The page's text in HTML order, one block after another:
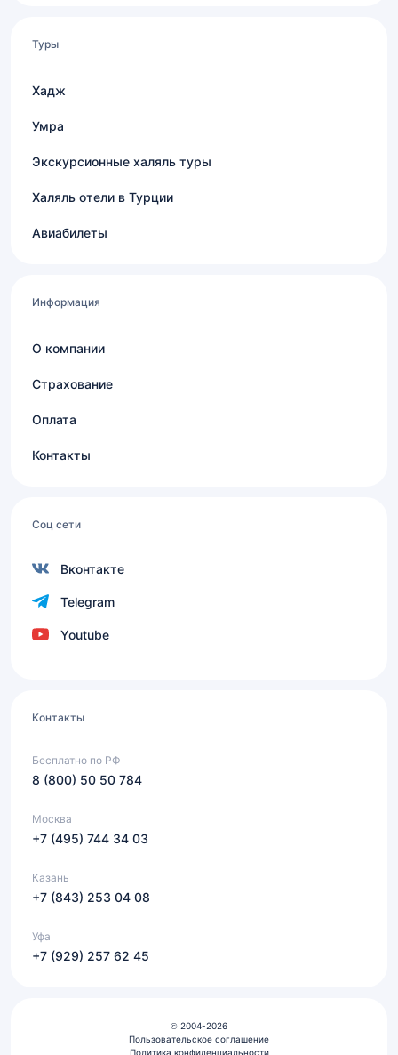
Туры
Хадж
Умра
Экскурсионные халяль туры
Халяль отели в Турции
Авиабилеты
Информация
О компании
Страхование
Оплата
Контакты
Соц сети
Вконтакте
Telegram
Youtube
Контакты
Бесплатно по РФ
8 (800) 50 50 784
Москва
+7 (495) 744 34 03
Казань
+7 (843) 253 04 08
Уфа
+7 (929) 257 62 45
© 2004-2026
Пользовательское соглашение
Политика конфиденциальности